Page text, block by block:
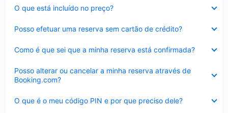
O que está incluído no preço?
fechado
Posso efetuar uma reserva sem cartão de crédito?
fechado
Como é que sei que a minha reserva está confirmada?
fechado
Posso alterar ou cancelar a minha reserva através de
Booking.com?
fechado
O que é o meu código PIN e por que preciso dele?
fechado